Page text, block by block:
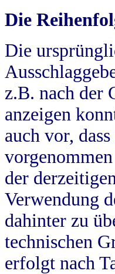
Die
Die
z.B. nach der
anzeigen
auch vor,
der
Verwendung
dahinter zu
technischen
erfolgt nach